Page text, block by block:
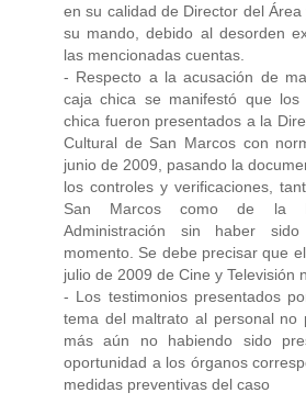
en su calidad de Director del
su mando, debido al desorden
las mencionadas cuentas.
- Respecto a la acusación de
caja chica se manifestó que
chica fueron presentados a la
Cultural de San Marcos con
junio de 2009, pasando la
los controles y verificaciones,
San Marcos como de la
Administración sin haber
momento. Se debe precisar que
julio de 2009 de Cine y Televisión
- Los testimonios presentados
tema del maltrato al personal no
más aún no habiendo sido
oportunidad a los órganos
medidas preventivas del caso